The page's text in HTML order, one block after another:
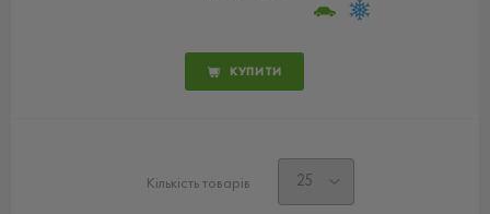
КУПИТИ
Кількість товарів